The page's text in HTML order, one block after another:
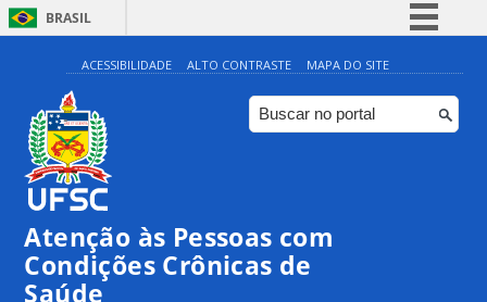
BRASIL
Simplifique!
Comunica BR
Participe
Canais
ACESSIBILIDADE ALTO CONTRASTE MAPA DO SITE
Atenção às Pessoas com
Condições Crônicas de
Saúde